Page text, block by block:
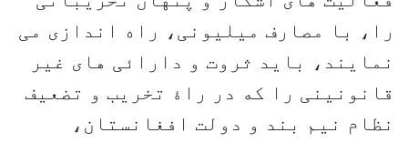
را، با مصارف میلیونی، راه اندازی می
نمایند، باید ثروت و دارائی های غیر
قانونینی را که در راۀ تخریب و تضعیف
نظام نیم بند و دولت افغانستان،